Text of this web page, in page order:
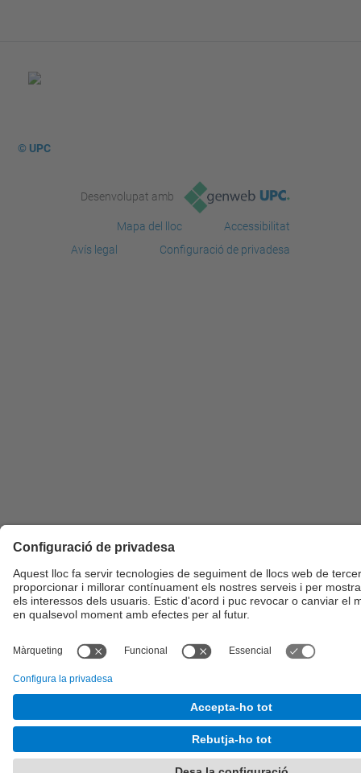
© UPC
Desenvolupat amb
Mapa del lloc
Accessibilitat
Avís legal
Configuració de privadesa